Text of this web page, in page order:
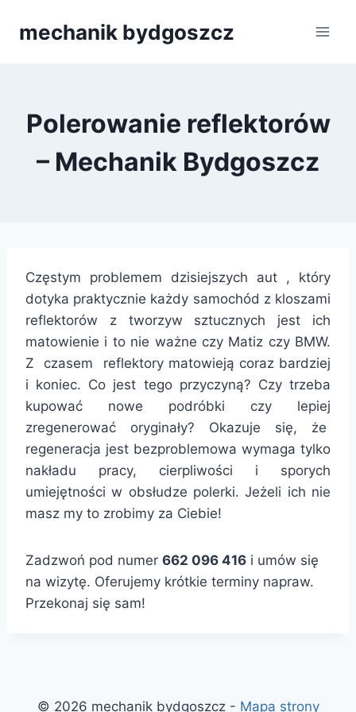
mechanik bydgoszcz
Polerowanie reflektorów
– Mechanik Bydgoszcz
Częstym problemem dzisiejszych aut , który
dotyka praktycznie każdy samochód z kloszami
reflektorów z tworzyw sztucznych jest ich
matowienie i to nie ważne czy Matiz czy BMW.
Z czasem reflektory matowieją coraz bardziej
i koniec. Co jest tego przyczyną? Czy trzeba
kupować nowe podróbki czy lepiej
zregenerować oryginały? Okazuje się, że
regeneracja jest bezproblemowa wymaga tylko
nakładu pracy, cierpliwości i sporych
umiejętności w obsłudze polerki. Jeżeli ich nie
masz my to zrobimy za Ciebie!
Zadzwoń pod numer 662 096 416 i umów się
na wizytę. Oferujemy krótkie terminy napraw.
Przekonaj się sam!
© 2026 mechanik bydgoszcz - Mapa strony